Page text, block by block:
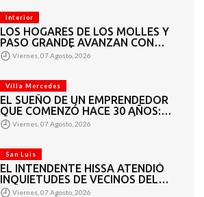
Interior
LOS HOGARES DE LOS MOLLES Y
PASO GRANDE AVANZAN CON
MAMPOSTERÍA E
INSTALACIONES
Viernes, 07 Agosto, 2026
Villa Mercedes
EL SUEÑO DE UN EMPRENDEDOR
QUE COMENZÓ HACE 30 AÑOS:
SUPER EUROPA INAUGURÓ SU
CUARTA SUCURSAL EN VILLA
Viernes, 07 Agosto, 2026
San Luis
EL INTENDENTE HISSA ATENDIÓ
INQUIETUDES DE VECINOS DEL
BARRIO AMPPARE
Viernes, 07 Agosto, 2026